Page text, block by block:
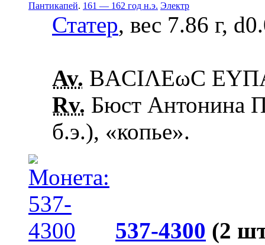
Пантикапей. 161 — 162 год н.э. Электр
Статер, вес 7.86 г,
Av. ΒΑCΙΛΕωC
Rv. Бюст Антонина
б.э.), «копье».
537-4300 (2